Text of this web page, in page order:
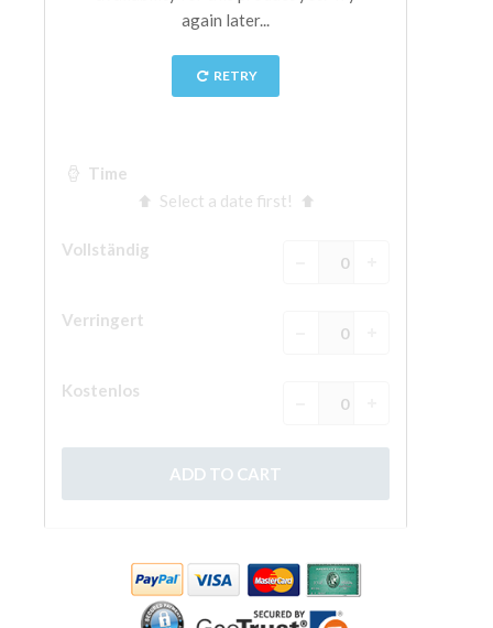
Santa Croce
Jetzt buchen
Eine Geführte Tour buchen
ENGLISH